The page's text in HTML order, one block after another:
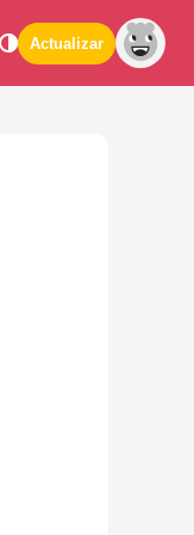
Actualizar